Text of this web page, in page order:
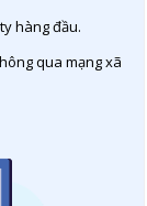
hàng đầu.
qua mạng xã